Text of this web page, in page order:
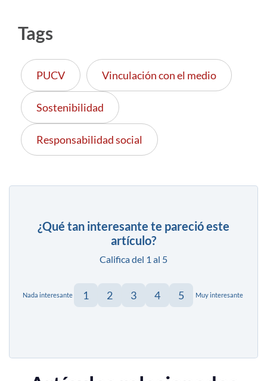
Tags
PUCV Vinculación con el medio
Sostenibilidad
Responsabilidad social
¿Qué tan interesante te pareció este
artículo?
Califica del 1 al 5
Nada interesante 1 2 3 4 5 Muy interesante